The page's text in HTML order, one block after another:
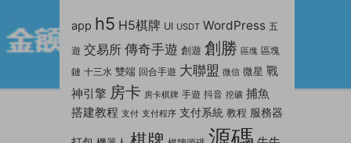
app h5 H5棋牌 UI USDT WordPress 五
遊 交易所 傳奇手遊 創遊 創勝 區塊 區塊
鏈 十三水 雙端 回合手遊 大聯盟 微信 微星 戰
神引擎 房卡 房卡棋牌 手遊 抖音 挖礦 捕魚
搭建教程 支付 支付程序 支付系統 教程 服務器